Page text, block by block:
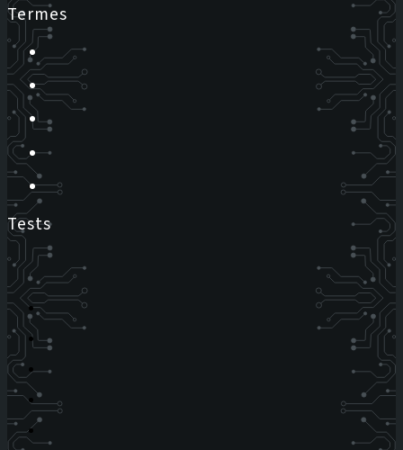
Termes
Tests